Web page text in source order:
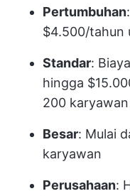
Pertumbuhan
$4.500/tahun
Standar:
hingga
200 karyawan
Besar: Mulai
karyawan
Perusahaan: